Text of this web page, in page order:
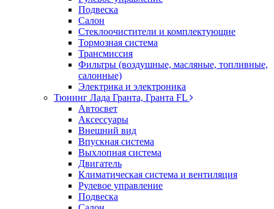
Подвеска
Салон
Стеклоочистители и комплектующие
Тормозная система
Трансмиссия
Фильтры (воздушные, масляные, топливные,
салонные)
Электрика и электроника
Тюнинг Лада Гранта, Гранта FL
Автосвет
Аксессуары
Внешний вид
Впускная система
Выхлопная система
Двигатель
Климатическая система и вентиляция
Рулевое управление
Подвеска